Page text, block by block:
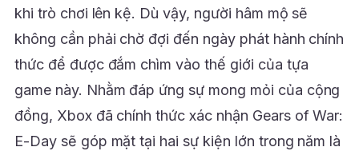
khi trò chơi lên kệ. Dù vậy, người hâm mộ sẽ
không cần phải chờ đợi đến ngày phát hành chính
thức để được đắm chìm vào thế giới của tựa
game này. Nhằm đáp ứng sự mong mỏi của cộng
đồng, Xbox đã chính thức xác nhận Gears of War:
E-Day sẽ góp mặt tại hai sự kiện lớn trong năm là